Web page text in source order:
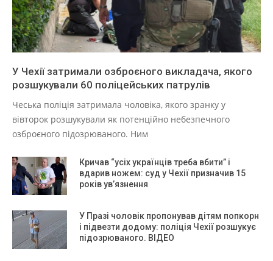
У Чехії затримали озброєного викладача, якого
розшукували 60 поліцейських патрулів
Чеська поліція затримала чоловіка, якого зранку у
вівторок розшукували як потенційно небезпечного
озброєного підозрюваного. Ним
Кричав “усіх українців треба вбити” і
вдарив ножем: суд у Чехії призначив 15
років ув’язнення
У Празі чоловік пропонував дітям попкорн
і підвезти додому: поліція Чехії розшукує
підозрюваного. ВІДЕО